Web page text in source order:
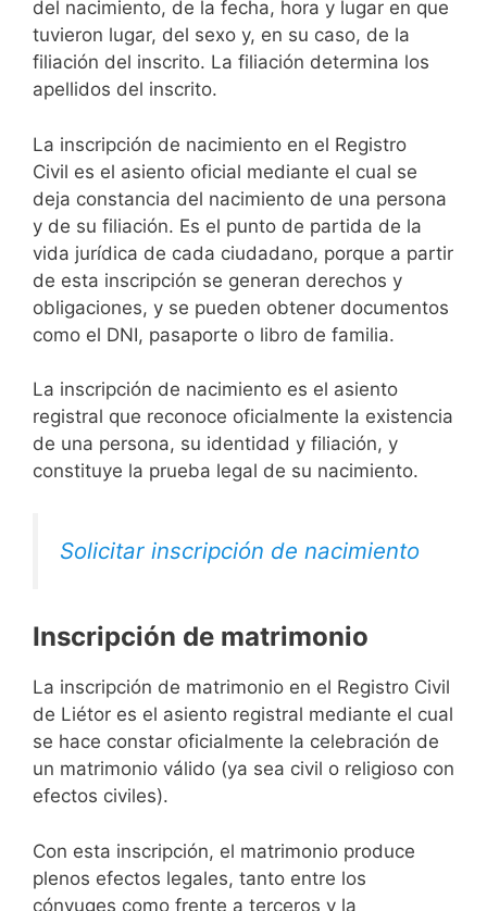
del nacimiento, de la fecha, hora y lugar en que
tuvieron lugar, del sexo y, en su caso, de la
filiación del inscrito. La filiación determina los
apellidos del inscrito.
La inscripción de nacimiento en el Registro
Civil es el asiento oficial mediante el cual se
deja constancia del nacimiento de una persona
y de su filiación. Es el punto de partida de la
vida jurídica de cada ciudadano, porque a partir
de esta inscripción se generan derechos y
obligaciones, y se pueden obtener documentos
como el DNI, pasaporte o libro de familia.
La inscripción de nacimiento es el asiento
registral que reconoce oficialmente la existencia
de una persona, su identidad y filiación, y
constituye la prueba legal de su nacimiento.
Solicitar inscripción de nacimiento
Inscripción de matrimonio
La inscripción de matrimonio en el Registro Civil
de Liétor es el asiento registral mediante el cual
se hace constar oficialmente la celebración de
un matrimonio válido (ya sea civil o religioso con
efectos civiles).
Con esta inscripción, el matrimonio produce
plenos efectos legales, tanto entre los
cónyuges como frente a terceros y la